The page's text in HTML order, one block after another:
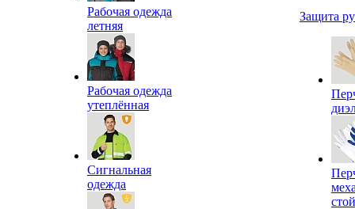
Рабочая одежда
летняя
Рабочая одежда
утеплённая
Сигнальная
одежда
Защита